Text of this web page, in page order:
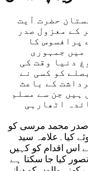
حضرت آیت
کے معزول صدر
پرافسوس کا
میں جمہوری
دنیا وقت کی
کو کسی نے
کے باعث
ہیں جن سے مسلم
اٹھارہی
صدر محمد مرسی کو
کیا۔علامہ سید
اس اقدام کو کہیں
کیا جا سکتا ہے